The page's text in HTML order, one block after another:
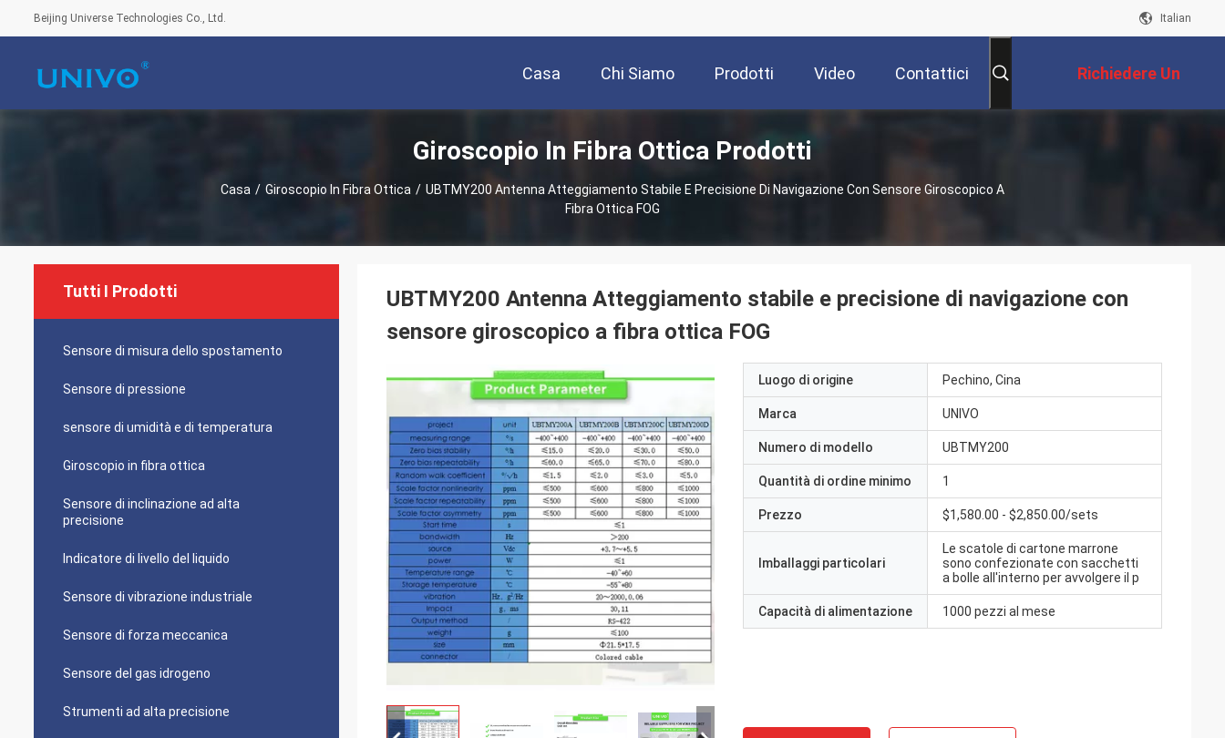
Beijing Universe Technologies Co., Ltd. Italian
Casa Chi Siamo Prodotti Video Contattici Richiedere Un
Preventivo
Giroscopio In Fibra Ottica Prodotti
Casa / Giroscopio In Fibra Ottica / UBTMY200 Antenna Atteggiamento Stabile E Precisione Di Navigazione Con Sensore Giroscopico A
Fibra Ottica FOG
Tutti I Prodotti
Sensore di misura dello spostamento
Sensore di pressione
sensore di umidità e di temperatura
Giroscopio in fibra ottica
Sensore di inclinazione ad alta
precisione
Indicatore di livello del liquido
Sensore di vibrazione industriale
Sensore di forza meccanica
Sensore del gas idrogeno
Strumenti ad alta precisione
UBTMY200 Antenna Atteggiamento stabile e precisione di navigazione con
sensore giroscopico a fibra ottica FOG
Luogo di origine Pechino, Cina
Marca UNIVO
Numero di modello UBTMY200
Quantità di ordine minimo 1
Prezzo $1,580.00 - $2,850.00/sets
Imballaggi particolari
Le scatole di cartone marrone
sono confezionate con sacchetti
a bolle all'interno per avvolgere il p
Capacità di alimentazione 1000 pezzi al mese